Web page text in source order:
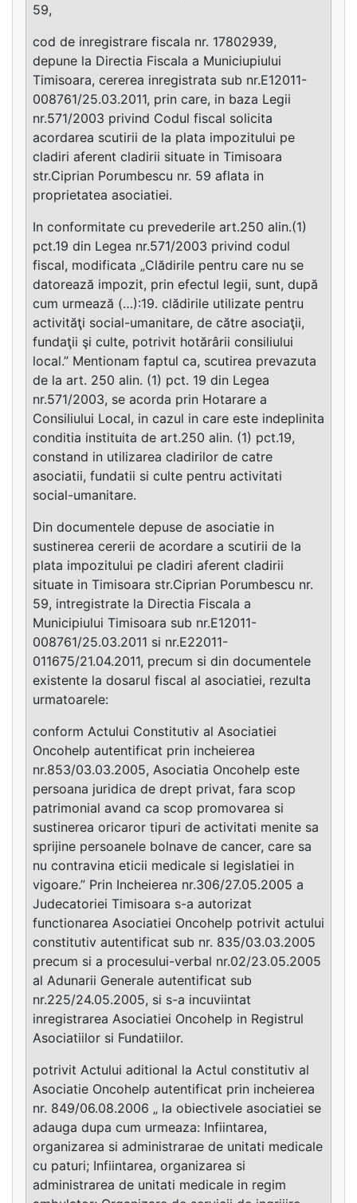
59,
cod de inregistrare fiscala nr. 17802939,
depune la Directia Fiscala a Municiupiului
Timisoara, cererea inregistrata sub nr.E12011-
008761/25.03.2011, prin care, in baza Legii
nr.571/2003 privind Codul fiscal solicita
acordarea scutirii de la plata impozitului pe
cladiri aferent cladirii situate in Timisoara
str.Ciprian Porumbescu nr. 59 aflata in
proprietatea asociatiei.
In conformitate cu prevederile art.250 alin.(1)
pct.19 din Legea nr.571/2003 privind codul
fiscal, modificata „Clădirile pentru care nu se
datorează impozit, prin efectul legii, sunt, după
cum urmează (…):19. clădirile utilizate pentru
activităţi social-umanitare, de către asociaţii,
fundaţii şi culte, potrivit hotărârii consiliului
local.” Mentionam faptul ca, scutirea prevazuta
de la art. 250 alin. (1) pct. 19 din Legea
nr.571/2003, se acorda prin Hotarare a
Consiliului Local, in cazul in care este indeplinita
conditia instituita de art.250 alin. (1) pct.19,
constand in utilizarea cladirilor de catre
asociatii, fundatii si culte pentru activitati
social-umanitare.
Din documentele depuse de asociatie in
sustinerea cererii de acordare a scutirii de la
plata impozitului pe cladiri aferent cladirii
situate in Timisoara str.Ciprian Porumbescu nr.
59, intregistrate la Directia Fiscala a
Municipiului Timisoara sub nr.E12011-
008761/25.03.2011 si nr.E22011-
011675/21.04.2011, precum si din documentele
existente la dosarul fiscal al asociatiei, rezulta
urmatoarele:
conform Actului Constitutiv al Asociatiei
Oncohelp autentificat prin incheierea
nr.853/03.03.2005, Asociatia Oncohelp este
persoana juridica de drept privat, fara scop
patrimonial avand ca scop promovarea si
sustinerea oricaror tipuri de activitati menite sa
sprijine persoanele bolnave de cancer, care sa
nu contravina eticii medicale si legislatiei in
vigoare.” Prin Incheierea nr.306/27.05.2005 a
Judecatoriei Timisoara s-a autorizat
functionarea Asociatiei Oncohelp potrivit actului
constitutiv autentificat sub nr. 835/03.03.2005
precum si a procesului-verbal nr.02/23.05.2005
al Adunarii Generale autentificat sub
nr.225/24.05.2005, si s-a incuviintat
inregistrarea Asociatiei Oncohelp in Registrul
Asociatiilor si Fundatiilor.
potrivit Actului aditional la Actul constitutiv al
Asociatie Oncohelp autentificat prin incheierea
nr. 849/06.08.2006 „ la obiectivele asociatiei se
adauga dupa cum urmeaza: Infiintarea,
organizarea si administrarae de unitati medicale
cu paturi; Infiintarea, organizarea si
administrarea de unitati medicale in regim